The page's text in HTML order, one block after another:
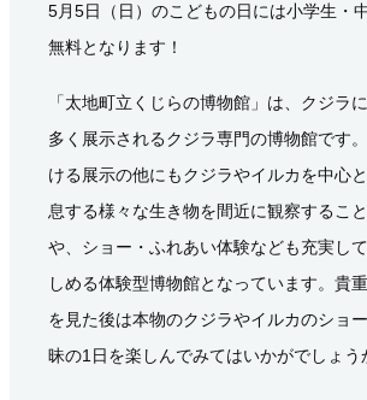
5月5日（日）のこどもの日には小学生・
無料となります！
「太地町立くじらの博物館」は、クジラ
多く展示されるクジラ専門の博物館です
ける展示の他にもクジラやイルカを中心
息する様々な生き物を間近に観察するこ
や、ショー・ふれあい体験なども充実し
しめる体験型博物館となっています。貴
を見た後は本物のクジラやイルカのショ
昧の1日を楽しんでみてはいかがでしょう